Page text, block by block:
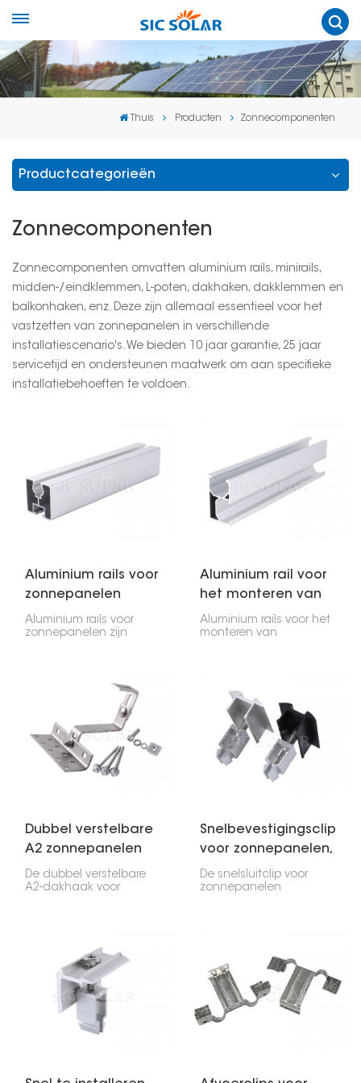
Thuis Producten Zonnecomponenten
Productcategorieën
Zonnecomponenten
Zonnecomponenten omvatten aluminium rails, minirails,
midden-/eindklemmen, L-poten, dakhaken, dakklemmen en
balkonhaken, enz. Deze zijn allemaal essentieel voor het
vastzetten van zonnepanelen in verschillende
installatiescenario's. We bieden 10 jaar garantie, 25 jaar
servicetijd en ondersteunen maatwerk om aan specifieke
installatiebehoeften te voldoen.
Aluminium rails voor
zonnepanelen
Aluminium rails voor
zonnepanelen zijn
houden de panelen op
hun plaats en zorgen
ervoor dat ze veilig en
stevig staan. Ze zijn
duurzaam, licht van
gewicht en roesten niet.
Aluminium rail voor
het monteren van
een zonnepaneel
Aluminium rails voor het
monteren van
licht, gaan lang mee en
zijn vrij eenvoudig te
installeren wanneer je
zonnepanelen ergens
aan bevestigt. Meestal
zijn ze gemaakt van
hoogwaardig
Dubbel verstelbare
A2 zonnepanelen
dakhaak
De dubbel verstelbare
A2-dakhaak voor
vergemakkelijken. Hij kan
op twee manieren
worden versteld,
waardoor u hem
eenvoudig in de juiste
hoek kunt plaatsen.
Snelbevestigingsclip
voor zonnepanelen,
middenklem
De snelsluitclip voor
zonnepanelen
hem tussen de panelen
om ze stabiel en recht
te houden.